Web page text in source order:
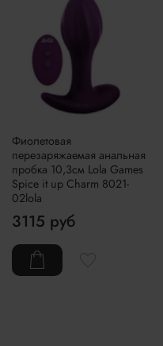
Фиолетовая
перезаряжаемая анальная
пробка 10,3см Lola Games
Spice it up Charm 8021-
02lola
3115 руб